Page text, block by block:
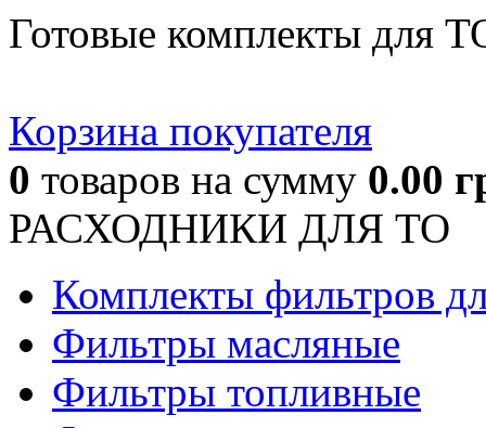
Готовые комплекты для
Корзина покупателя
0 товаров на сумму 0.00
РАСХОДНИКИ ДЛЯ ТО
Комплекты фильтров
Фильтры масляные
Фильтры топливные